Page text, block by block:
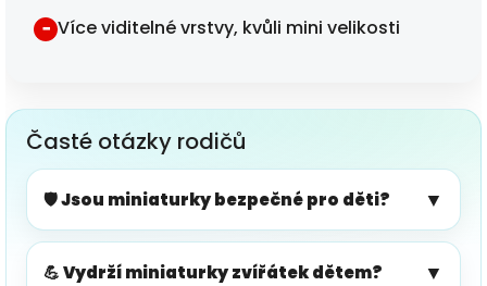
− Více viditelné vrstvy, kvůli mini velikosti
Časté otázky rodičů
🛡️ Jsou miniaturky bezpečné pro děti? ▼
💪 Vydrží miniaturky zvířátek dětem? ▼